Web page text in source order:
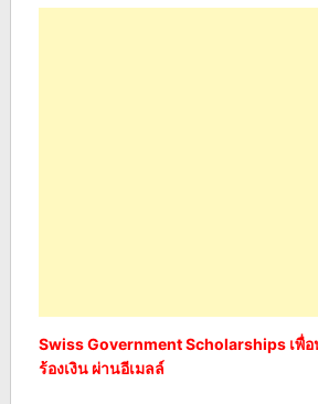
Swiss Government Scholarships เพื่อ
ร้องเงิน ผ่านอีเมลล์